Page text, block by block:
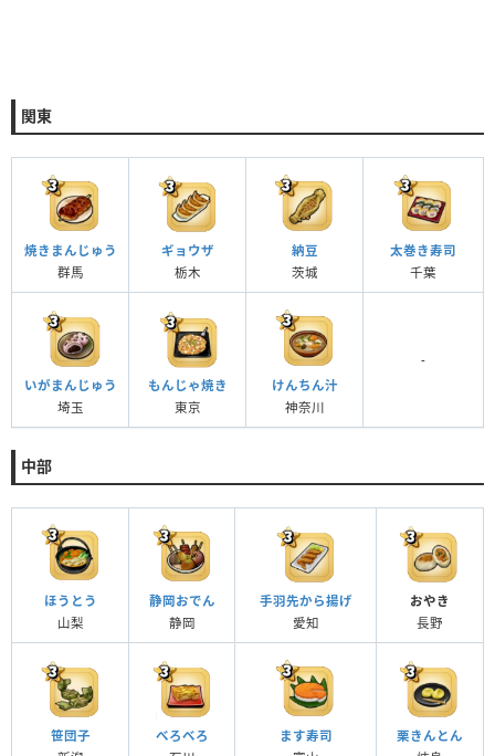
関東
焼きまんじゅう
群馬
ギョウザ
栃木
納豆
茨城
太巻き寿司
千葉
いがまんじゅう
埼玉
もんじゃ焼き
東京
けんちん汁
神奈川
-
中部
ほうとう
山梨
静岡おでん
静岡
手羽先から揚げ
愛知
おやき
長野
笹団子
べろべろ
ます寿司
栗きんとん